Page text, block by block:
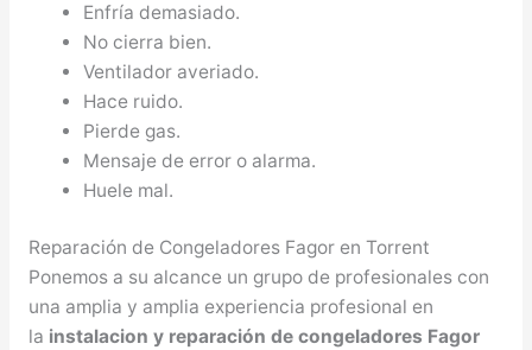
Enfría demasiado.
No cierra bien.
Ventilador averiado.
Hace ruido.
Pierde gas.
Mensaje de error o alarma.
Huele mal.
Reparación de Congeladores Fagor en Torrent
Ponemos a su alcance un grupo de profesionales con
una amplia y amplia experiencia profesional en
la instalacion y reparación de congeladores Fagor